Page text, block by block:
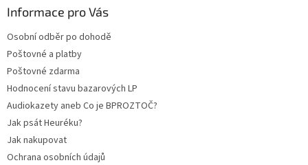
v
Informace pro Vás
Osobní odběr po dohodě
Poštovné a platby
Poštovné zdarma
Hodnocení stavu bazarových LP
Audiokazety aneb Co je BPROZTOČ?
Jak psát Heuréku?
Jak nakupovat
Ochrana osobních údajů